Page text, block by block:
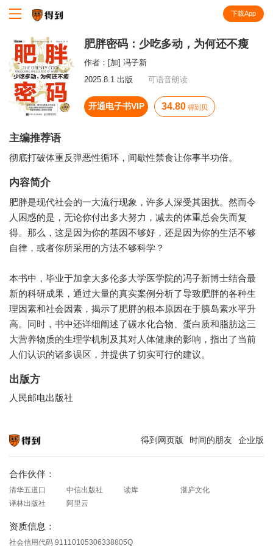
下载App
肥胖密码：少吃多动，为何还不瘦
作者： [加] 冯子新
2025.8.1 出版
可语音朗读
开通电子书VIP 34.80 得到贝
主编推荐语
彻底打破体重反弹恶性循环，间歇性禁食让你事半功倍。
内容简介
肥胖是现代社会的一大流行现象，许多人深受其困扰。然而令
人困惑的是，无论你付出多大努力，减去的体重总会失而复
得。那么，这是因为你的基因不够好，还是因为你的生活不够
自律，或者你所采用的方法不够科学？
本书中，毕业于加拿大多伦多大学医学院的冯子新博士结合最
新的科研成果，通过大量的真实案例分析了导致肥胖的各种生
理因素和社会因素，揭示了肥胖的根本原因在于胰岛素水平升
高。同时，书中还详细阐述了碳水化合物、蛋白质和脂肪这三
大营养物质的生理学机制及其对人体健康的影响，指出了当前
人们认识的诸多误区，并提供了切实可行的建议。
出版方
人民邮电出版社
得到网页版 时间的朋友 企业版
合作伙伴：
清华五道口 中信出版社 读库
湛庐文化
译林出版社
阿里云
资质信息：
社会信用代码 91110105306338805Q